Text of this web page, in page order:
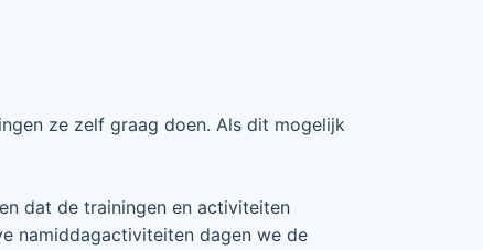
ze zelf graag doen. Als dit mogelijk
dat de trainingen en activiteiten
namiddagactiviteiten dagen we de